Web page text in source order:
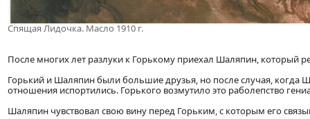
Спящая Лидочка. Масло 1910 г.
После многих лет разлуки к Горькому приехал Шаляпин,
Горький и Шаляпин были большие друзья, но после случая, когда
отношения испортились. Горького возмутило это раболепство
Шаляпин чувствовал свою вину перед Горьким, с которым его